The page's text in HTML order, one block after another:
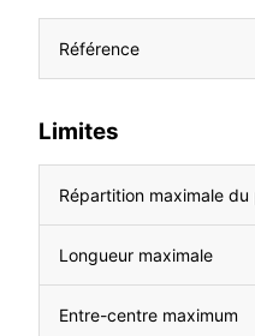
Référence
Limites
Répartition maximale
Longueur maximale
Entre-centre maximum